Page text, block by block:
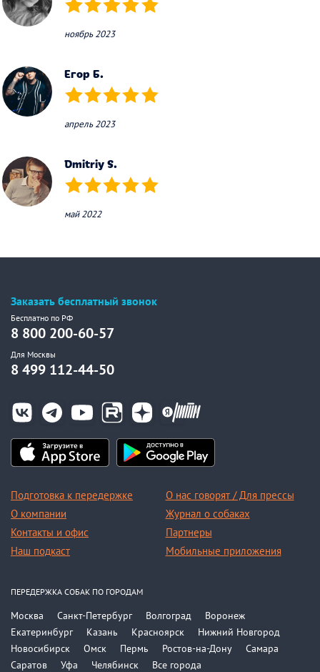
(*) (*) (*) (*) (*)
ноябрь 2023
Егор Б.
(*) (*) (*) (*) (*)
апрель 2023
Dmitriy S.
(*) (*) (*) (*) (*)
май 2022
Заказать бесплатный звонок
Бесплатно по РФ
8 800 200-60-57
Для Москвы
8 499 112-44-50
Подготовка к передержке
О компании
Контакты и офис
Наш подкаст
О нас говорят / Для прессы
Журнал о собаках
Партнеры
Мобильные приложения
ПЕРЕДЕРЖКА СОБАК ПО ГОРОДАМ
Москва Санкт-Петербург Волгоград
Воронеж
Екатеринбург
Казань Красноярск
Нижний Новгород
Новосибирск
Омск Пермь Ростов-на-Дону
Самара
Саратов
Уфа Челябинск Все города